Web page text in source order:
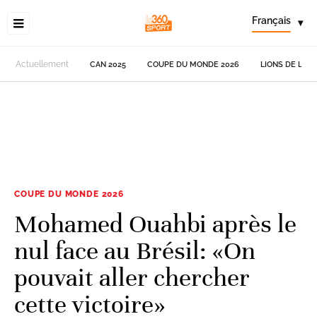
Français ▾
Actuellement CAN 2025 COUPE DU MONDE 2026 LIONS DE
COUPE DU MONDE 2026
Mohamed Ouahbi après le
nul face au Brésil: «On
pouvait aller chercher
cette victoire»